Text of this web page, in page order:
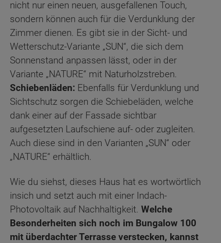
nicht nur einen neuen, ausgefallenen Touch,
sondern können auch für die Verdunklung der
Zimmer dienen. Es gibt sie in der Sicht- und
Wetterschutz-Variante „SUN“, die sich dem
Sonnenstand anpassen lässt, oder in der
Variante „NATURE“ mit Naturholzstreben.
Schiebenläden: Ebenfalls für Verdunklung und
Sichtschutz sorgen die Schiebeläden, welche
dank einer auf der Fassade sichtbar
aufgesetzten Laufschiene auf- oder zugleiten.
Auch diese sind in den Varianten „SUN“ oder
„NATURE“ erhältlich.
Wie du siehst, dieses Haus hat es wortwörtlich
insich und setzt auch mit einer Indach-
Photovoltaik auf Nachhaltigkeit. Welche
Besonderheiten sich noch im Bungalow 100
mit überdachter Terrasse verstecken, kannst